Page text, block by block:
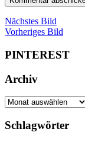
Nächstes Bild
Vorheriges Bild
PINTEREST
Archiv
Archiv
Schlagwörter